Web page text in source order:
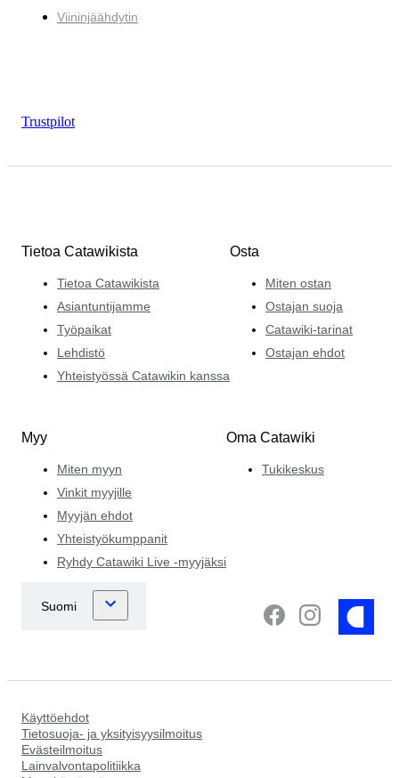
Viininjäähdytin
Trustpilot
Tietoa Catawikista
Tietoa Catawikista
Asiantuntijamme
Työpaikat
Lehdistö
Yhteistyössä Catawikin kanssa
Osta
Miten ostan
Ostajan suoja
Catawiki-tarinat
Ostajan ehdot
Myy
Miten myyn
Vinkit myyjille
Myyjän ehdot
Yhteistyökumppanit
Ryhdy Catawiki Live -myyjäksi
Oma Catawiki
Tukikeskus
Käyttöehdot
Tietosuoja- ja yksityisyysilmoitus
Evästeilmoitus
Lainvalvontapolitiikka